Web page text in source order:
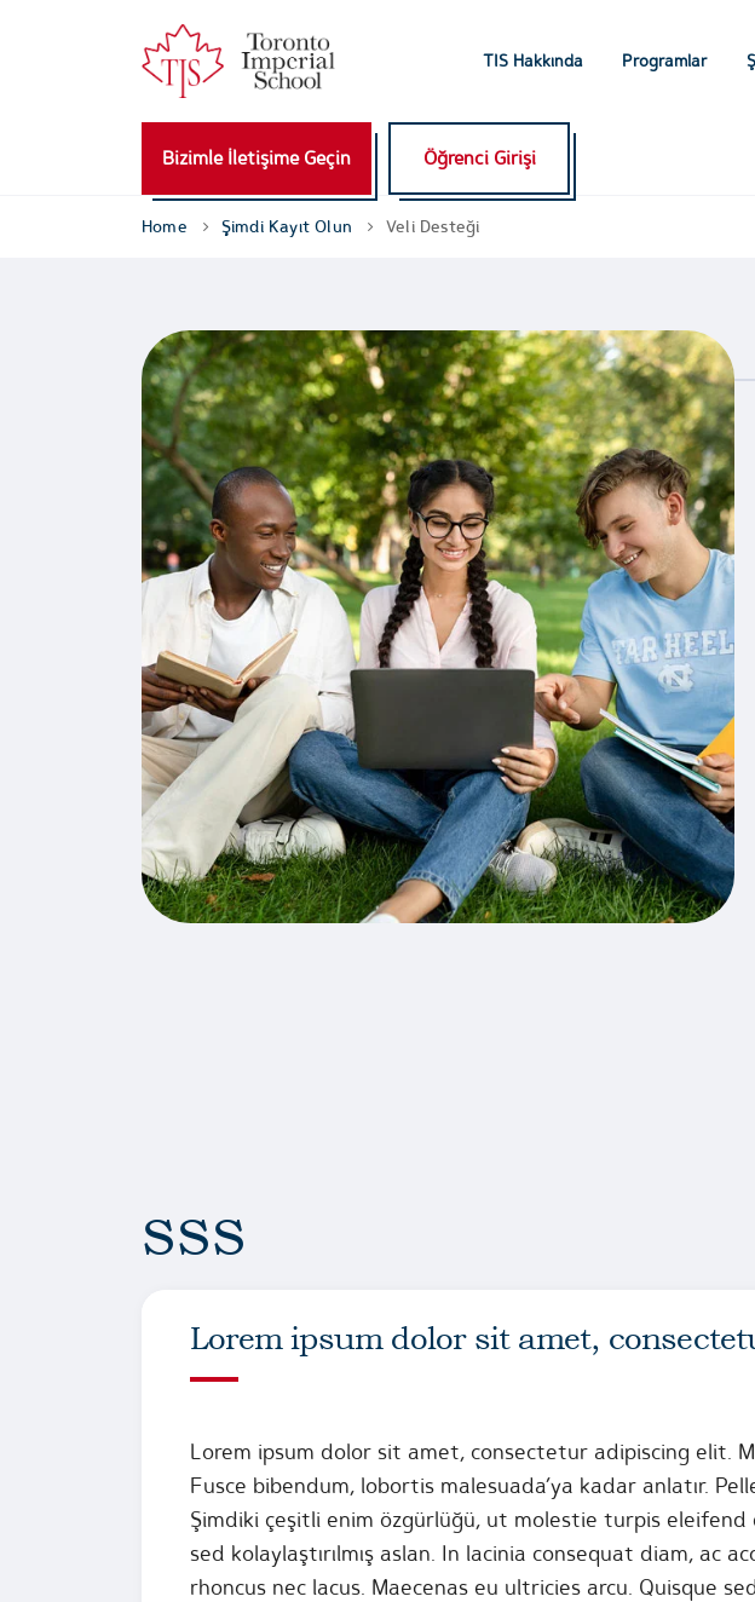
TIS Hakkında Programlar
Bizimle İletişime Geçin Öğrenci Girişi
Home Şimdi Kayıt Olun Veli Desteği
SSS
Lorem ipsum dolor sit amet,
Lorem ipsum dolor sit amet, consectetur adipiscing elit.
Fusce bibendum, lobortis malesuada’ya kadar anlatır.
Şimdiki çeşitli enim özgürlüğü, ut molestie turpis
sed kolaylaştırılmış aslan. In lacinia consequat diam, ac
rhoncus nec lacus. Maecenas eu ultricies arcu. Quisque